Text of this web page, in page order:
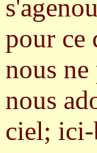
pour ce
nous
nous
ciel; ici-